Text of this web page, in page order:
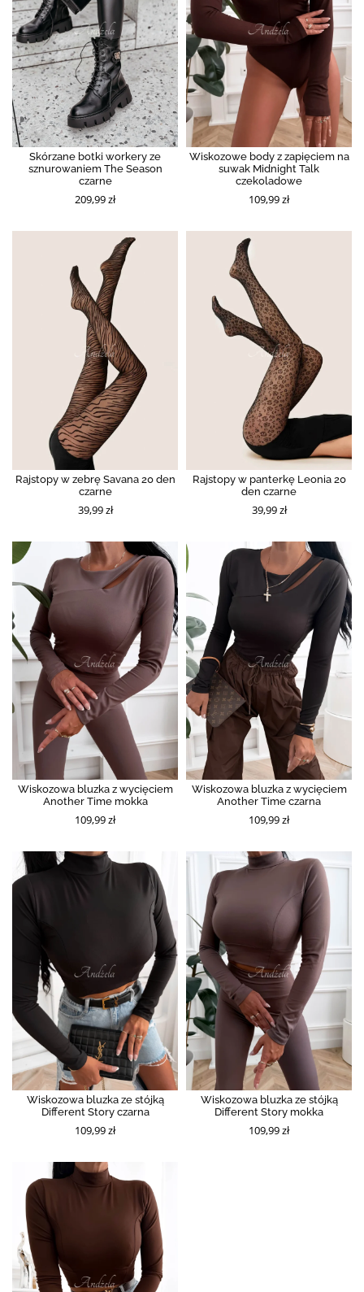
Skórzane botki workery ze
sznurowaniem The Season
czarne
209,99 zł
Wiskozowe body z zapięciem na
suwak Midnight Talk
czekoladowe
109,99 zł
Rajstopy w zebrę Savana 20 den
czarne
39,99 zł
Rajstopy w panterkę Leonia 20
den czarne
39,99 zł
Wiskozowa bluzka z wycięciem
Another Time mokka
109,99 zł
Wiskozowa bluzka z wycięciem
Another Time czarna
109,99 zł
Wiskozowa bluzka ze stójką
Different Story czarna
109,99 zł
Wiskozowa bluzka ze stójką
Different Story mokka
109,99 zł